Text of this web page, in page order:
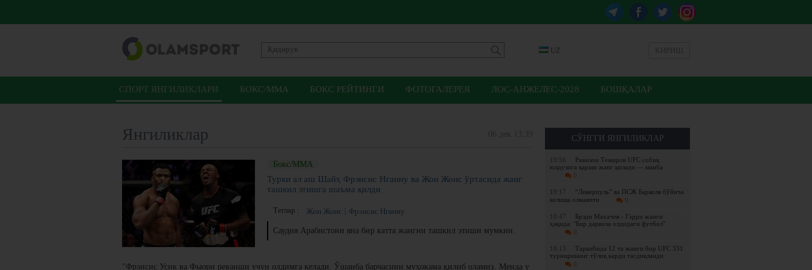
UZ
СПОРТ ЯНГИЛИКЛАРИ БОКС/ММА БОКС РЕЙТИНГИ ФОТОГАЛЕРЕЯ ЛОС-АНЖЕЛЕС-2028 БОШҚАЛАР
СЎНГГИ ЯНГИЛИКЛАР
19:56
Рамазон Темиров UFC собиқ
юлдузига қарши жанг қилади — манба
0
19:17
“Ливерпуль” ва ПСЖ Барколя бўйича
келиша олмаяпти
0
18:47
Брэди Махачев - Гэрри жанги
ҳақида: "Бир дарвоза олдидаги футбол"
0
18:13
Таркибида 12 та жанги бор UFC 331
турнирининг тўлиқ карди тасдиқланди
0
Янгиликлар
Бокс/ММА
Турки ал аш Шайҳ Фрэнсис Нганну ва Жон Жонс ўртасида жанг
ташкил этишга шаъма қилди
Теглар : Жон Жонс Фрэнсис Нганну
Саудия Арабистони яна бир катта жангни ташкил этиши мумкин.
"Фрэнсис Усик ва Фьюри реванши учун олдимга келади. Ўшанба барчасини муҳокама қилиб оламиз. Менда у